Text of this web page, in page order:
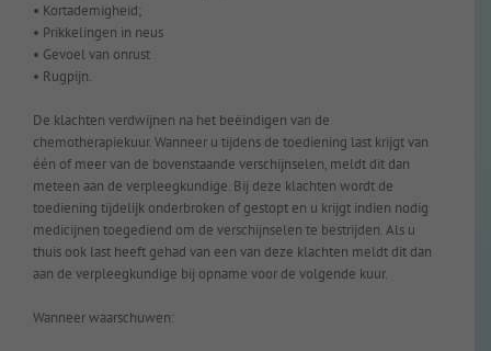
• Kortademigheid;
• Prikkelingen in neus
• Gevoel van onrust
• Rugpijn.
De klachten verdwijnen na het beëindigen van de
chemotherapiekuur. Wanneer u tijdens de toediening last krijgt van
één of meer van de bovenstaande verschijnselen, meldt dit dan
meteen aan de verpleegkundige. Bij deze klachten wordt de
toediening tijdelijk onderbroken of gestopt en u krijgt indien nodig
medicijnen toegediend om de verschijnselen te bestrijden. Als u
thuis ook last heeft gehad van een van deze klachten meldt dit dan
aan de verpleegkundige bij opname voor de volgende kuur.
Wanneer waarschuwen: